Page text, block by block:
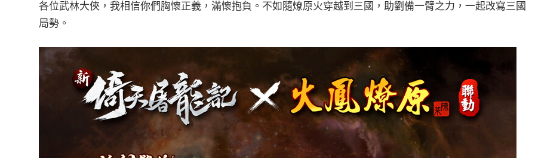
各位武林大俠，我相信你們胸懷正義，滿懷抱負。不如隨燎原火穿越到三國，助劉備一臂之力，一起改寫三國
局勢。